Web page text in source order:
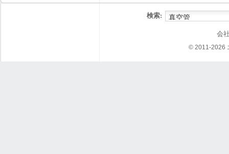
検索:
会
© 2011-2026